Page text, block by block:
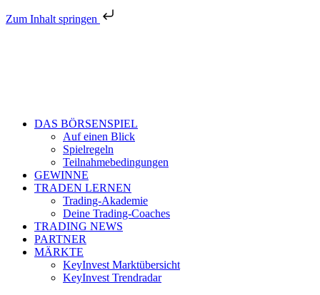
Zum Inhalt springen
DAS BÖRSENSPIEL
Auf einen Blick
Spielregeln
Teilnahmebedingungen
GEWINNE
TRADEN LERNEN
Trading-Akademie
Deine Trading-Coaches
TRADING NEWS
PARTNER
MÄRKTE
KeyInvest Marktübersicht
KeyInvest Trendradar